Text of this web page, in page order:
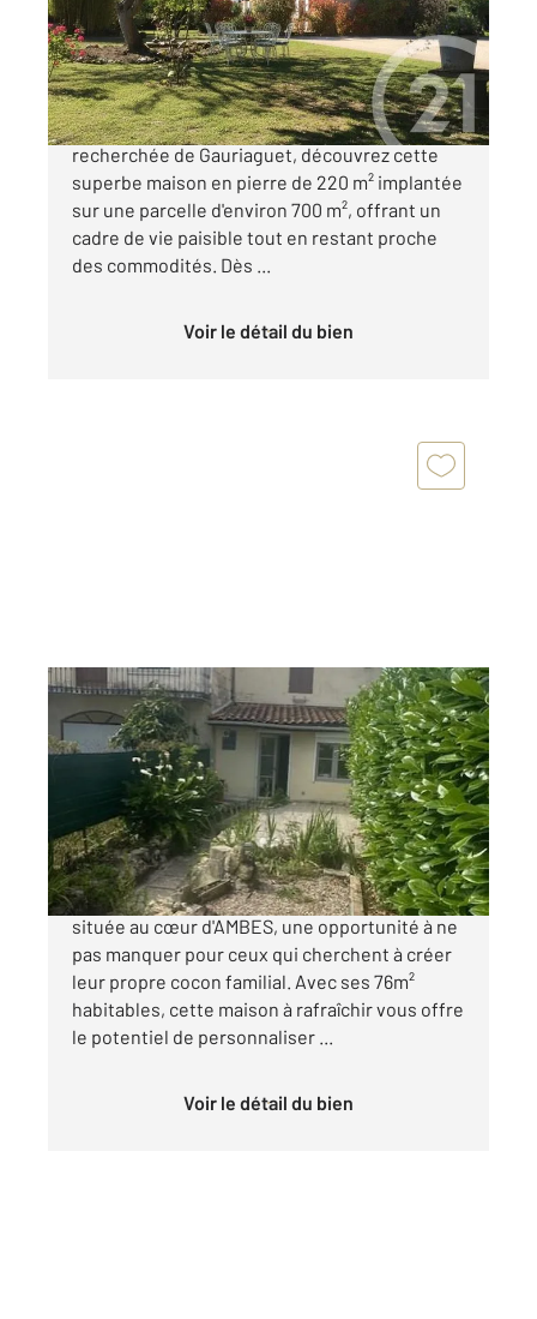
Maison à vendre
340 000 €
En Exclusivité Au centre de la commune
recherchée de Gauriaguet, découvrez cette
superbe maison en pierre de 220 m² implantée
sur une parcelle d'environ 700 m², offrant un
cadre de vie paisible tout en restant proche
des commodités. Dès ...
Voir le détail du bien
AMBARES ET LAGRAVE 33
76 m2, 3 pièces
Ref : 672
Maison à vendre
123 500 €
Découvrez cette charmante maison pierre
située au cœur d'AMBES, une opportunité à ne
pas manquer pour ceux qui cherchent à créer
leur propre cocon familial. Avec ses 76m²
habitables, cette maison à rafraîchir vous offre
le potentiel de personnaliser ...
Voir le détail du bien